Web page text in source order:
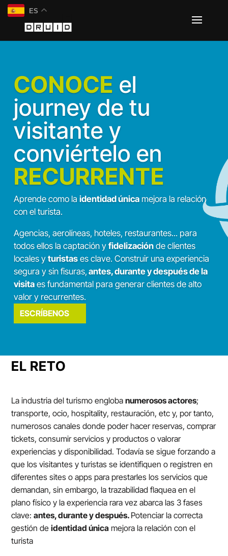
CONOCE el
journey de tu
visitante y
conviértelo en
RECURRENTE
Aprende como la identidad única mejora la relación
con el turista.
Agencias, aerolíneas, hoteles, restaurantes... para
todos ellos la captación y fidelización de clientes
locales y turistas es clave. Construir una experiencia
segura y sin fisuras, antes, durante y después de la
visita es fundamental para generar clientes de alto
valor y recurrentes.
ESCRÍBENOS
EL RETO
La industria del turismo englobanumerosos actores;
transporte, ocio,hospitality, restauración, etc y, por tanto,
numerosos canales donde poder hacer reservas, comprar
tickets, consumir servicios y productos o valorar
experiencias y disponibilidad. Todavía se sigue forzando a
que los visitantes y turistas se identifiquen o registren en
diferentes sites o apps para prestarles los servicios que
demandan, sin embargo, la trazabilidad flaquea en el
plano físico y la experiencia rara vez abarca las 3 fases
clave:antes, durante y después. Potenciar la correcta
gestión deidentidad única mejora la relación con el
turista
ES